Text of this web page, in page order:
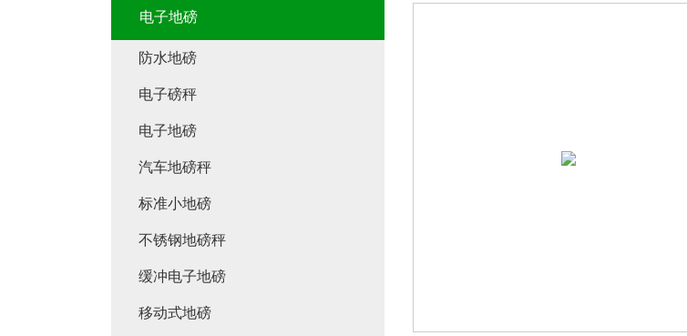
电子地磅
防水地磅
电子磅秤
电子地磅
汽车地磅秤
标准小地磅
不锈钢地磅秤
缓冲电子地磅
移动式地磅